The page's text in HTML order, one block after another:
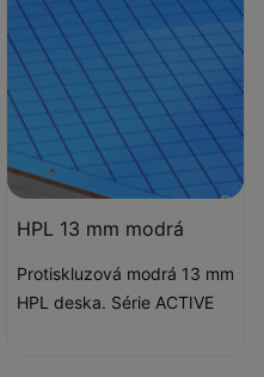
HPL 13 mm modrá
Protiskluzová modrá 13 mm
HPL deska. Série ACTIVE